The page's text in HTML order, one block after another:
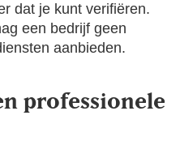
dat je kunt verifiëren.
een bedrijf geen
aanbieden.
professionele